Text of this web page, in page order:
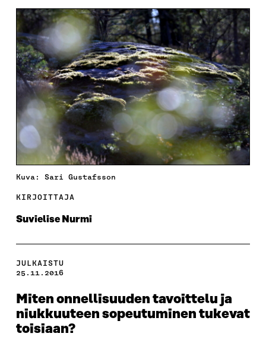
Kuva: Sari Gustafsson
KIRJOITTAJA
Suvielise Nurmi
JULKAISTU
25.11.2016
Miten onnellisuuden tavoittelu ja
niukkuuteen sopeutuminen tukevat
toisiaan?